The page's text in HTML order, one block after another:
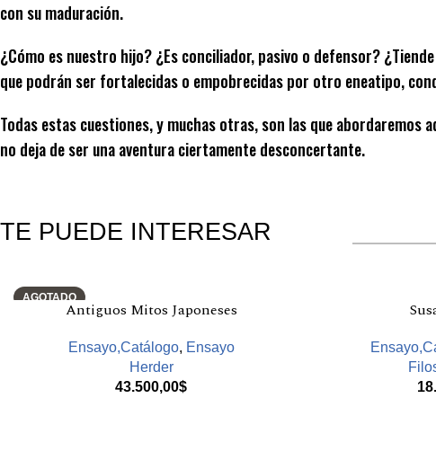
con su maduración.
¿Cómo es nuestro hijo? ¿Es conciliador, pasivo o defensor?
que podrán ser fortalecidas o empobrecidas por otro eneatipo,
Todas estas cuestiones, y muchas otras, son las que abordaremos
no deja de ser una aventura ciertamente desconcertante.
TE PUEDE INTERESAR
AGOTADO
Antiguos Mitos Japoneses
Ensayo,Catálogo, Ensayo
Herder
43.500,00$